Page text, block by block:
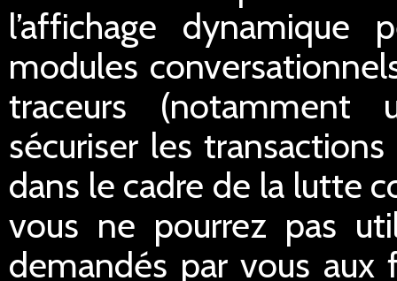
l’affichage dynamique
modules
traceurs (notamment
sécuriser les
dans le cadre de la lutte
vous ne pourrez pas
demandés par vous aux